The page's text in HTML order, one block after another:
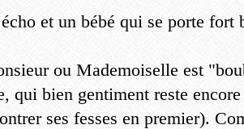
ou Mademoiselle est
qui bien gentiment reste
ses fesses en premier).